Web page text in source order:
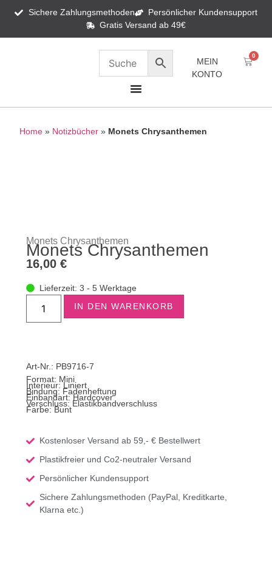
Sichere Zahlungsmethoden
Persönlicher Kundensupport
Gratis Versand ab 49€
MEIN
KONTO
0
Home » Notizbücher » Monets Chrysanthemen
Monets Chrysanthemen
Monets Chrysanthemen
16,00 €
Lieferzeit: 3 - 5 Werktage
IN DEN WARENKORB
Art-Nr.: PB9716-7
Format: Mini
Interieur: Liniert
Bindung: Fadenheftung
Einbandart: Hardcover
Verschluss: Elastikbandverschluss
Farbe: Bunt
Kostenloser Versand ab 59,- € Bestellwert
Plastikfreier und Co2-neutraler Versand
Persönlicher Kundensupport
Sichere Zahlungsmethoden (PayPal, Kreditkarte,
Klarna etc.)